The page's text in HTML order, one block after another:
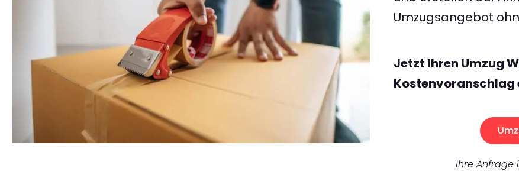
Umzugsangebot
Jetzt Ihren Umzug
Kostenvoranschlag
Ihre Anfrage